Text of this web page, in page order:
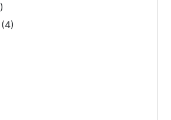
(4)